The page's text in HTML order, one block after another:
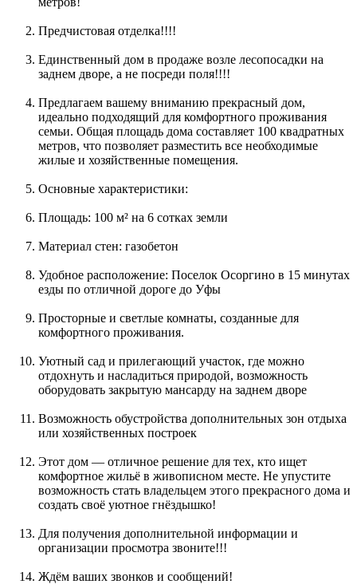
Предчистовая отделка!!!!
Единственный дом в продаже возле лесопосадки на
заднем дворе, а не посреди поля!!!!
Предлагаем вашему вниманию прекрасный дом,
идеально подходящий для комфортного проживания
семьи. Общая площадь дома составляет 100 квадратных
метров, что позволяет разместить все необходимые
жилые и хозяйственные помещения.
Основные характеристики:
Площадь: 100 м² на 6 сотках земли
Материал стен: газобетон
Удобное расположение: Поселок Осоргино в 15 минутах
езды по отличной дороге до Уфы
Просторные и светлые комнаты, созданные для
комфортного проживания.
Уютный сад и прилегающий участок, где можно
отдохнуть и насладиться природой, возможность
оборудовать закрытую мансарду на заднем дворе
Возможность обустройства дополнительных зон отдыха
или хозяйственных построек
Этот дом — отличное решение для тех, кто ищет
комфортное жильё в живописном месте. Не упустите
возможность стать владельцем этого прекрасного дома и
создать своё уютное гнёздышко!
Для получения дополнительной информации и
организации просмотра звоните!!!
Ждём ваших звонков и сообщений!